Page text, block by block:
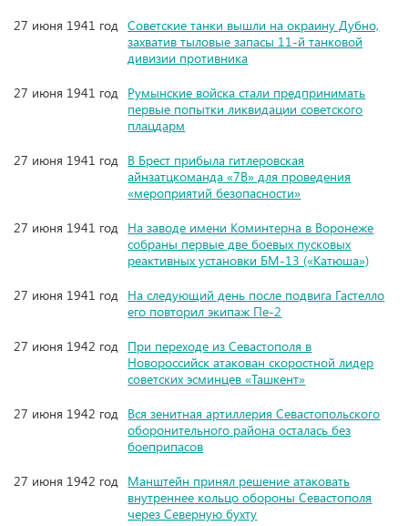
27 июня 1941 год Советские танки вышли на окраину Дубно,
захватив тыловые запасы 11-й танковой
дивизии противника
27 июня 1941 год Румынские войска стали предпринимать
первые попытки ликвидации советского
плацдарм
27 июня 1941 год В Брест прибыла гитлеровская
айнзатцкоманда «7В» для проведения
«мероприятий безопасности»
27 июня 1941 год На заводе имени Коминтерна в Воронеже
собраны первые две боевых пусковых
реактивных установки БМ-13 («Катюша»)
27 июня 1941 год На следующий день после подвига Гастелло
его повторил экипаж Пе-2
27 июня 1942 год При переходе из Севастополя в
Новороссийск атакован скоростной лидер
советских эсминцев «Ташкент»
27 июня 1942 год Вся зенитная артиллерия Севастопольского
оборонительного района осталась без
боеприпасов
27 июня 1942 год Манштейн принял решение атаковать
внутреннее кольцо обороны Севастополя
через Северную бухту